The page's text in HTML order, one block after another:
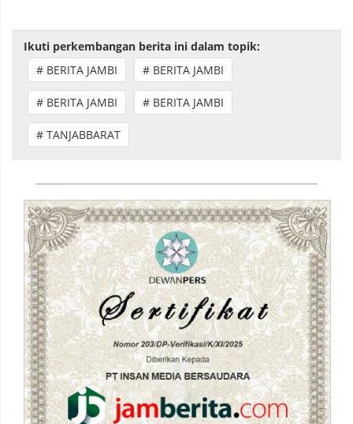
Ikuti perkembangan berita ini dalam topik:
# BERITA JAMBI
# BERITA JAMBI
# BERITA JAMBI # BERITA JAMBI
# TANJABBARAT